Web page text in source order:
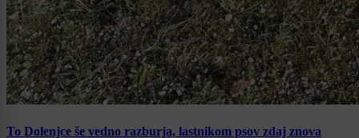
To Dolenjce še vedno razburja, lastnikom psov zdaj znova